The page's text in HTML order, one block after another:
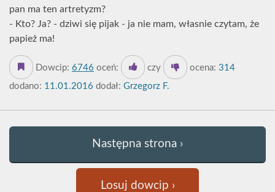
pan ma ten artretyzm?
- Kto? Ja? - dziwi się pijak - ja nie mam, własnie czytam, że
papież ma!
Dowcip: 6746 oceń: czy ocena: 314
dodano: 11.01.2016 dodał: Grzegorz F.
Następna strona ›
Losuj dowcip ›